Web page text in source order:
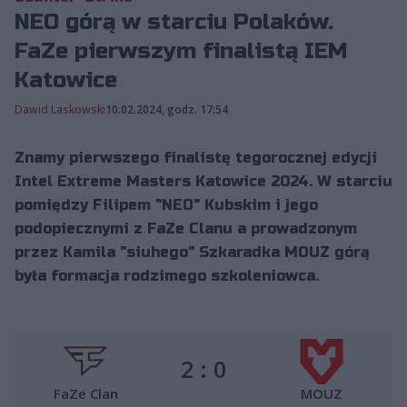
NEO górą w starciu Polaków.
FaZe pierwszym finalistą IEM
Katowice
Dawid Laskowski10.02.2024, godz. 17:54
Znamy pierwszego finalistę tegorocznej edycji
Intel Extreme Masters Katowice 2024. W starciu
pomiędzy Filipem "NEO" Kubskim i jego
podopiecznymi z FaZe Clanu a prowadzonym
przez Kamila "siuhego" Szkaradka MOUZ górą
była formacja rodzimego szkoleniowca.
FaZe Clan
2 : 0
MOUZ